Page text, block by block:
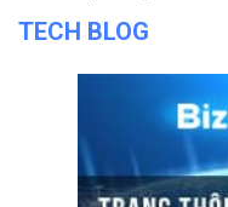
TECH BLOG